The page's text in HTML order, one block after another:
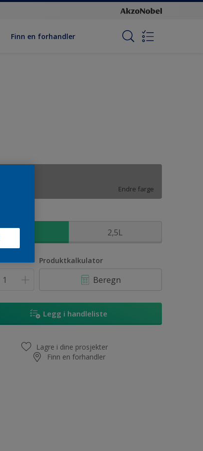
Finn en forhandler
Endre farge
1L 2,5L
Produktkalkulator
Beregn
Legg i handleliste
Lagre i dine prosjekter
Finn en forhandler